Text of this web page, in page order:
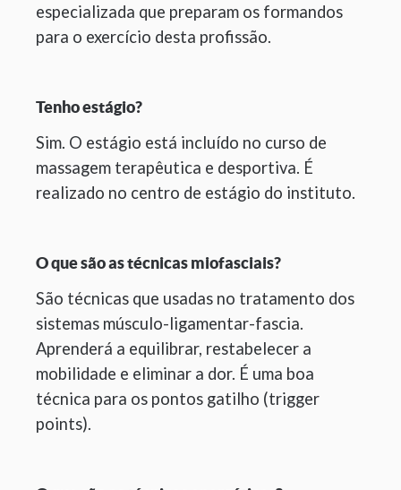
especializada que preparam os formandos
para o exercício desta profissão.
Tenho estágio?
Sim. O estágio está incluído no curso de
massagem terapêutica e desportiva. É
realizado no centro de estágio do instituto.
O que são as técnicas miofasciais?
São técnicas que usadas no tratamento dos
sistemas músculo-ligamentar-fascia.
Aprenderá a equilibrar, restabelecer a
mobilidade e eliminar a dor. É uma boa
técnica para os pontos gatilho (trigger
points).